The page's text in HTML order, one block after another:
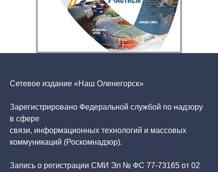
Сетевое издание «Наш Оленегорск»
Зарегистрировано Федеральной службой по надзору
в сфере
связи, информационных технологий и массовых
коммуникаций (Роскомнадзор).
Запись о регистрации СМИ Эл № ФС 77-73165 от 02